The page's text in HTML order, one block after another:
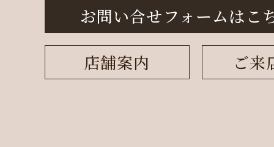
お問い合せフォームはこ
店舗案内 ご来